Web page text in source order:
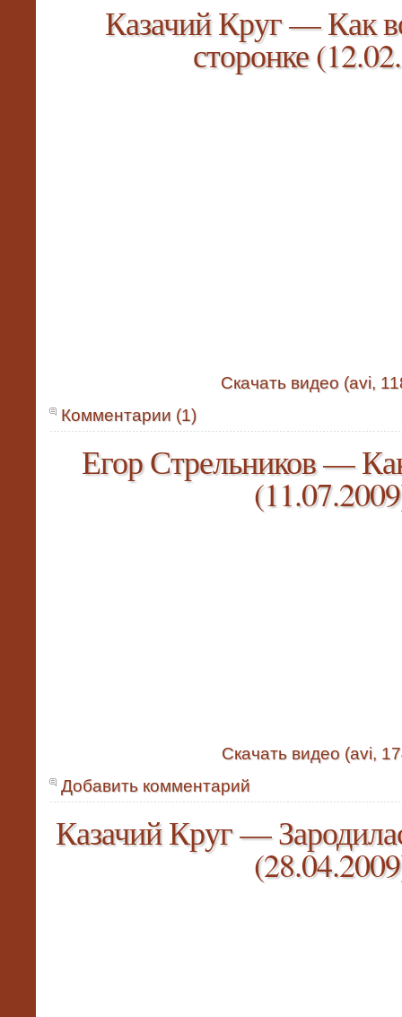
Казачий Круг — Как
сторонке
Скачать видео (avi,
Комментарии (1)
Егор Стрельников —
Скачать видео (avi,
Добавить комментарий
Казачий Круг —